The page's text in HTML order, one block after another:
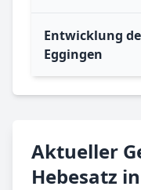
Entwicklung
Eggingen
Aktueller
Hebesatz